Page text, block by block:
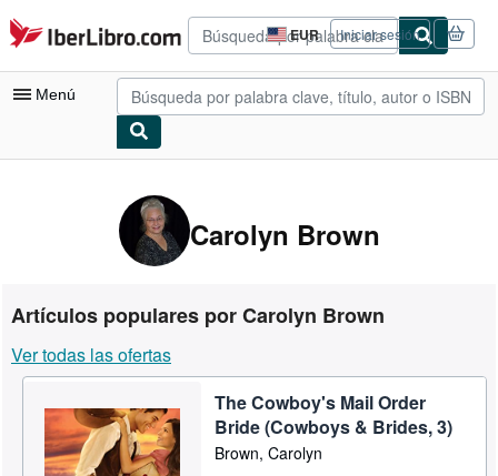
Pasar al contenido principal
IberLibro.com EUR
Preferencias
de
compra
del
Iniciar sesión
Menú
Consultar mis pedidos
Búsqueda avanzada
Libros antiguos
Arte y coleccionismo
Vendedores
Comenzar a vender
Carolyn Brown
Artículos populares por Carolyn Brown
Ver todas las ofertas
The Cowboy's Mail Order
Bride (Cowboys & Brides, 3)
Brown, Carolyn